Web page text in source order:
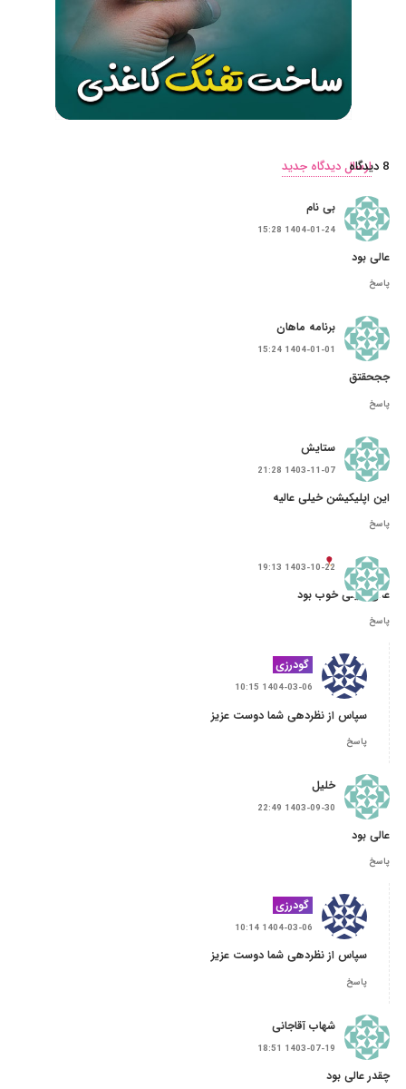
8 دیدگاه.ارسال دیدگاه جدید
بی نام
1404-01-24 15:28
عالی بود
پاسخ
برنامه ماهان
1404-01-01 15:24
ججحقتق
پاسخ
ستایش
1403-11-07 21:28
این اپلیکیشن خیلی عالیه
پاسخ
1403-10-22 19:13
عالی خیلی خوب بود
پاسخ
گودرزی
1404-03-06 10:15
سپاس از نظردهی شما دوست عزیز
پاسخ
خلیل
1403-09-30 22:49
عالی بود
پاسخ
گودرزی
1404-03-06 10:14
سپاس از نظردهی شما دوست عزیز
پاسخ
شهاب آقاجانی
1403-07-19 18:51
چقدر عالی بود